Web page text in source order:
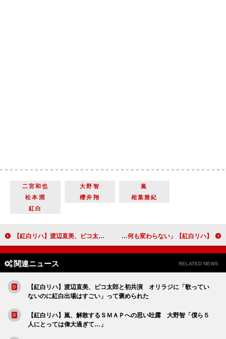
二宮和也 大野智
嵐
松本潤
櫻井翔
相葉雅紀
紅白
【紅白リハ】渡辺直美、ピコ太郎と初共演 オリラジに「歌っていないのに紅白出場はすごい」って褒められた 【紅白リハ】ＴＯＫＩＯ長瀬、ＳＭＡＰ解散にコメント 「僕らのリスペクトする気持ちは何も変わらない」
関連ニュース RELATED NEWS
【紅白リハ】渡辺直美、ピコ太郎と初共演 オリラジに「歌ってい
ないのに紅白出場はすごい」って褒められた
【紅白リハ】嵐、解散するＳＭＡＰへの思い吐露 大野智「僕ら５
人にとっては偉大過ぎて…」